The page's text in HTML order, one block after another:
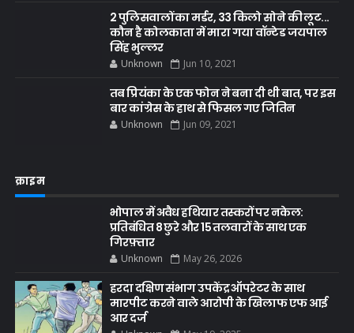
2 पुलिसवालों का मर्डर, 33 किलो सोने की लूट...
कौन है कोलकाता में मारा गया वॉन्टेड जयपाल
सिंह भुल्लर
Unknown Jun 10, 2021
तब प्रियंका के एक फोन ने बना दी थी बात, पर इस
बार कांग्रेस के हाथ से फिसल गए जितिन
Unknown Jun 09, 2021
क्राइम
भोपाल में अवैध हथियार तस्करों पर नकेल:
प्रतिबंधित 8 छुरे और 15 तलवारों के साथ एक
गिरफ़्तार
Unknown May 26, 2026
हरदा दक्षिण संभाग उपकेंद्र ऑपरेटर के साथ
मारपीट करने वाले आरोपी के खिलाफ एफ आई
आर दर्ज